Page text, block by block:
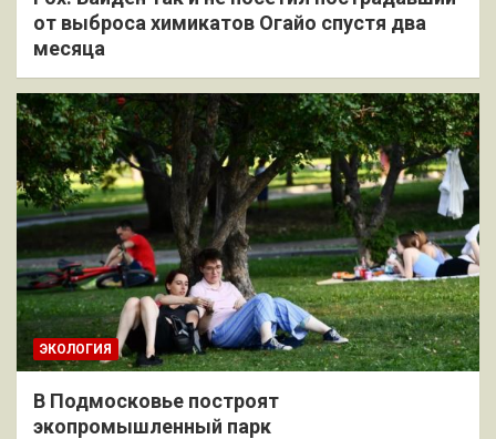
от выброса химикатов Огайо спустя два
месяца
ЭКОЛОГИЯ
В Подмосковье построят
экопромышленный парк